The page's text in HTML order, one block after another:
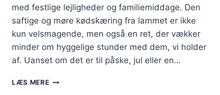
med festlige lejligheder og familiemiddage. Den
saftige og møre kødskæring fra lammet er ikke
kun velsmagende, men også en ret, der vækker
minder om hyggelige stunder med dem, vi holder
af. Uanset om det er til påske, jul eller en…
LÆS MERELAMMECULOTTE